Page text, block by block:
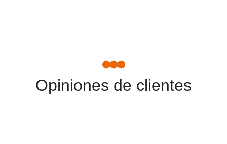
Opiniones de clientes